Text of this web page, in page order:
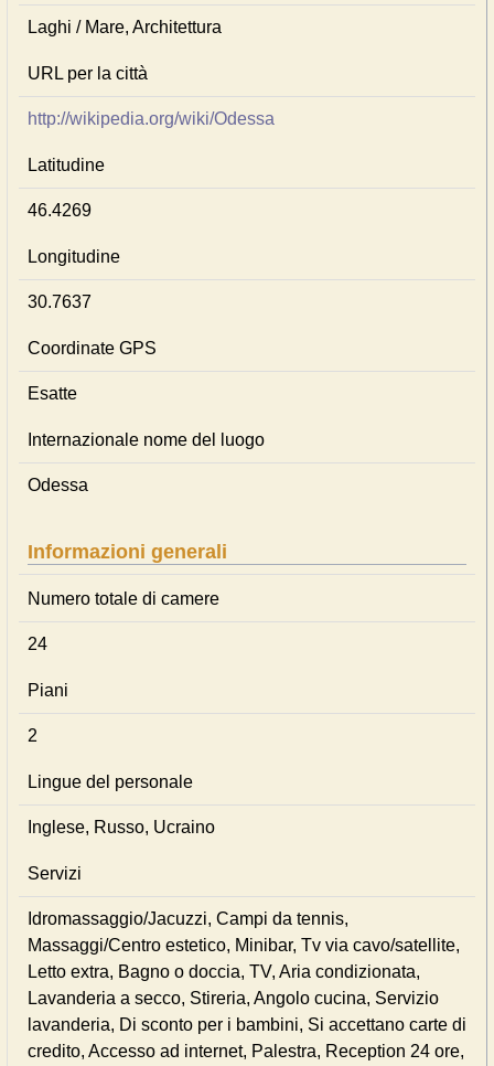
Laghi / Mare, Architettura
URL per la città
http://wikipedia.org/wiki/Odessa
Latitudine
46.4269
Longitudine
30.7637
Coordinate GPS
Esatte
Internazionale nome del luogo
Odessa
Informazioni generali
Numero totale di camere
24
Piani
2
Lingue del personale
Inglese, Russo, Ucraino
Servizi
Idromassaggio/Jacuzzi, Campi da tennis,
Massaggi/Centro estetico, Minibar, Tv via cavo/satellite,
Letto extra, Bagno o doccia, TV, Aria condizionata,
Lavanderia a secco, Stireria, Angolo cucina, Servizio
lavanderia, Di sconto per i bambini, Si accettano carte di
credito, Accesso ad internet, Palestra, Reception 24 ore,